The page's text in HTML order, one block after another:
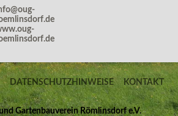
DATENSCHUTZHINWEISE KONTAKT
Gartenbauverein Römlinsdorf e.V.